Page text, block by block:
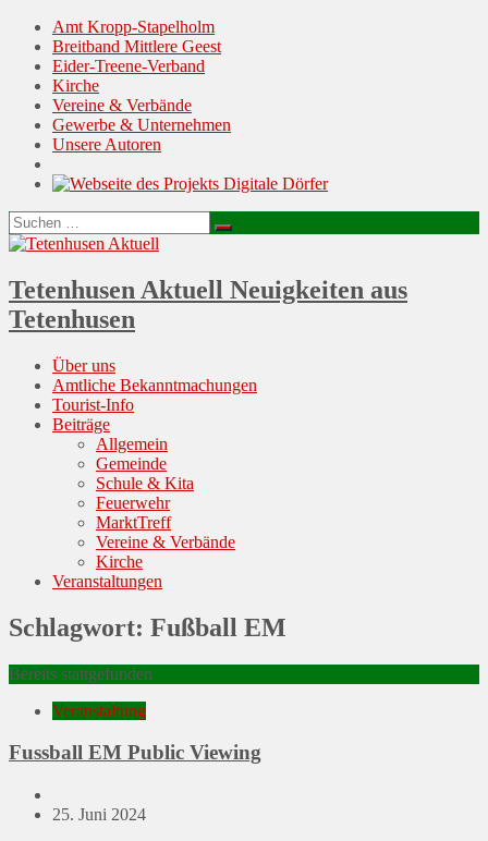
Amt Kropp-Stapelholm
Breitband Mittlere Geest
Eider-Treene-Verband
Kirche
Vereine & Verbände
Gewerbe & Unternehmen
Unsere Autoren
Suchen
nach:
Suchen
Tetenhusen Aktuell Neuigkeiten aus
Tetenhusen
Menu
Skip
content
Über uns
Amtliche Bekanntmachungen
Tourist-Info
Beiträge
Allgemein
Gemeinde
Schule & Kita
Feuerwehr
MarktTreff
Vereine & Verbände
Kirche
Veranstaltungen
Schlagwort: Fußball EM
Bereits stattgefunden
Veranstaltung
Fussball EM Public Viewing
Posted
25. Juni 2024